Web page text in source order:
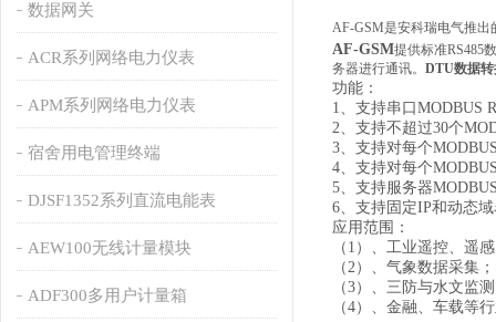
数据网关
ACR系列网络电力仪表
APM系列网络电力仪表
宿舍用电管理终端
DJSF1352系列直流电能表
AEW100无线计量模块
ADF300多用户计量箱
AF-GSM是安科瑞电气推出
AF-GSM提供标准RS485
务器进行通讯。 DTU数据转
功能：
1、支持串口MODBUS
2、支持不超过30个
3、支持对每个
4、支持对每个
5、支持服务器
6、支持固定IP和动态
应用范围：
（1）、工业遥控、遥
（2）、气象数据采集；
（3）、三防与水文监
（4）、金融、车载等